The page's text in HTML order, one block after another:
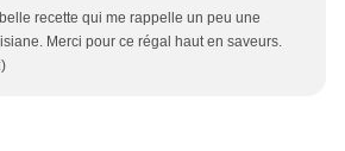
recette qui me rappelle un peu une
Merci pour ce régal haut en saveurs.